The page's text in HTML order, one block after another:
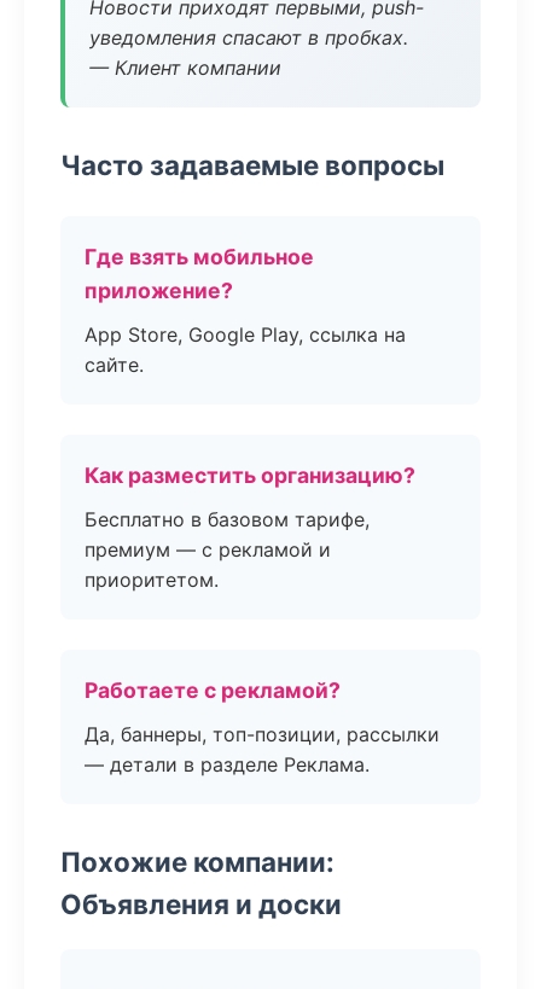
Новости приходят первыми, push-
уведомления спасают в пробках.
— Клиент компании
Часто задаваемые вопросы
Где взять мобильное
приложение?
App Store, Google Play, ссылка на
сайте.
Как разместить организацию?
Бесплатно в базовом тарифе,
премиум — с рекламой и
приоритетом.
Работаете с рекламой?
Да, баннеры, топ-позиции, рассылки
— детали в разделе Реклама.
Похожие компании:
Объявления и доски